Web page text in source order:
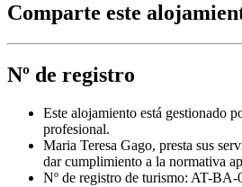
Comparte este
Nº de registro
Este alojamiento está gestionado
profesional.
Maria Teresa Gago, presta sus
dar cumplimiento a la normativa
Nº de registro de turismo: AT-BA-